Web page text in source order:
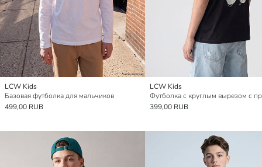
LCW Kids
Базовая футболка для мальчиков
499,00 RUB
LCW Kids
399,00 RUB